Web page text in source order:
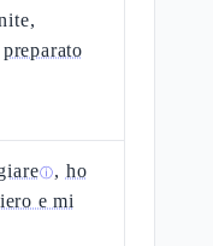
preparato
ⓘ, ho
e mi